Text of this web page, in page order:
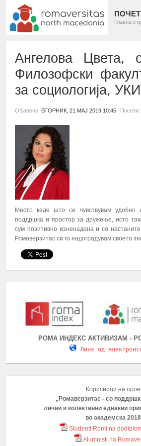
Главна
Ангелова Цвета,
Филозофски
за социологија,
Објавено: ВТОРНИК, 21 МАЈ 2019 10:45 Посети:
Место каде што се чувствувам удобно
поддршка и простор за дружење, исто
сум позитивно изненадена и со
Ромаверзитас си го надоградувам своето
ПОВИК ЗА ПРИЈАВУВАЊЕ
Здружението на граѓани
проектот: „Зголемување на
ПОВИК ЗА ПРИЈАВУВАЊЕ
РОМА ИНДЕКС АКТИВИЗАМ -
Линк од
Корисници на
„Ромаверзитас - со
лични и колективни еднакви
во академска
Studenti Romi na
Alumnisti na